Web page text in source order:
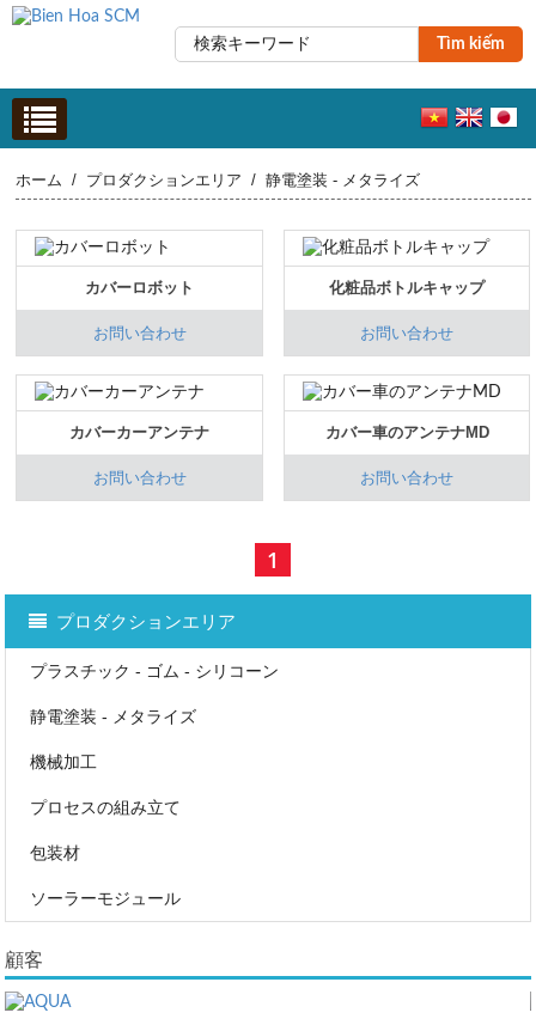
Tìm kiếm
ホーム / プロダクションエリア /静電塗装 - メタライズ
カバーロボット
お問い合わせ
化粧品ボトルキャップ
お問い合わせ
カバーカーアンテナ
お問い合わせ
カバー車のアンテナMD
お問い合わせ
1
プロダクションエリア
プラスチック - ゴム - シリコーン
静電塗装 - メタライズ
機械加工
プロセスの組み立て
包装材
ソーラーモジュール
顧客